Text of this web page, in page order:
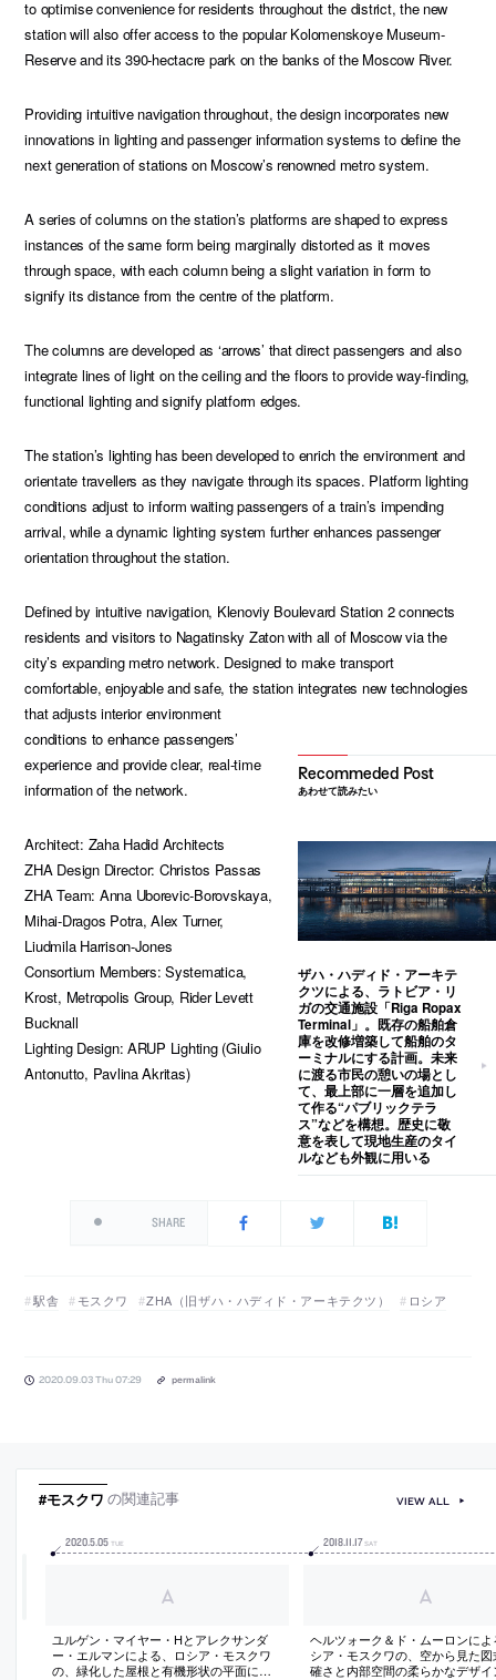
to optimise convenience for residents throughout the district, the new
station will also offer access to the popular Kolomenskoye Museum-
Reserve and its 390-hectacre park on the banks of the Moscow River.
Providing intuitive navigation throughout, the design incorporates new
innovations in lighting and passenger information systems to define the
next generation of stations on Moscow’s renowned metro system.
A series of columns on the station’s platforms are shaped to express
instances of the same form being marginally distorted as it moves
through space, with each column being a slight variation in form to
signify its distance from the centre of the platform.
The columns are developed as ‘arrows’ that direct passengers and also
integrate lines of light on the ceiling and the floors to provide way-finding,
functional lighting and signify platform edges.
The station’s lighting has been developed to enrich the environment and
orientate travellers as they navigate through its spaces. Platform lighting
conditions adjust to inform waiting passengers of a train’s impending
arrival, while a dynamic lighting system further enhances passenger
orientation throughout the station.
Defined by intuitive navigation, Klenoviy Boulevard Station 2 connects
residents and visitors to Nagatinsky Zaton with all of Moscow via the
city’s expanding metro network. Designed to make transport
comfortable, enjoyable and safe, the station integrates new technologies
that adjusts interior environment
conditions to enhance passengers’
experience and provide clear, real-time
information of the network.
Architect: Zaha Hadid Architects
ZHA Design Director: Christos Passas
ZHA Team: Anna Uborevic-Borovskaya,
Mihai-Dragos Potra, Alex Turner,
Liudmila Harrison-Jones
Consortium Members: Systematica,
Krost, Metropolis Group, Rider Levett
Bucknall
Lighting Design: ARUP Lighting (Giulio
Antonutto, Pavlina Akritas)
あわせて読みたい
ザハ・ハディド・アーキテ
クツによる、ラトビア・リ
ガの交通施設「Riga Ropax
Terminal」。既存の船舶倉
庫を改修増築して船舶のタ
ーミナルにする計画。未来
に渡る市民の憩いの場とし
て、最上部に一層を追加し
て作る“パブリックテラ
ス”などを構想。歴史に敬
意を表して現地生産のタイ
ルなども外観に用いる
SHARE
駅舎 モスクワ ZHA（旧ザハ・ハディド・アーキテクツ） ロシア
2020.09.03 Thu 07:29 permalink
#モスクワ の関連記事
2020.5.05 TUE
ユルゲン・マイヤー・Hとアレクサンダ
ー・エルマンによる、ロシア・モスクワ
の、緑化した屋根と有機形状の平面によ
2018.11 17 SAT
ヘルツォーク＆ド・ムーロンによ
シア・モスクワの、空から見た図
確さと内部空間の柔らかなデザイ
VIEW ALL